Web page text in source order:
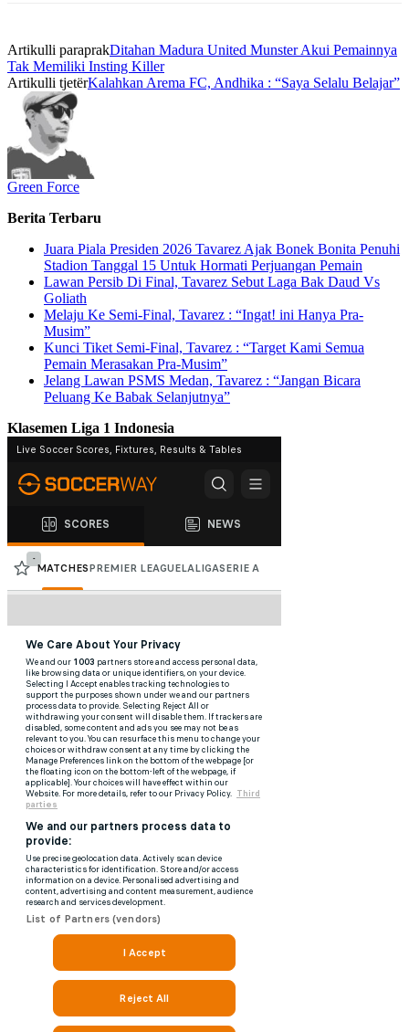
Artikulli paraprakDitahan Madura United Munster Akui Pemainnya
Tak Memiliki Insting Killer
Artikulli tjetërKalahkan Arema FC, Andhika : “Saya Selalu Belajar”
Green Force
Berita Terbaru
Juara Piala Presiden 2026 Tavarez Ajak Bonek Bonita Penuhi
Stadion Tanggal 15 Untuk Hormati Perjuangan Pemain
Lawan Persib Di Final, Tavarez Sebut Laga Bak Daud Vs
Goliath
Melaju Ke Semi-Final, Tavarez : “Ingat! ini Hanya Pra-
Musim”
Kunci Tiket Semi-Final, Tavarez : “Target Kami Semua
Pemain Merasakan Pra-Musim”
Jelang Lawan PSMS Medan, Tavarez : “Jangan Bicara
Peluang Ke Babak Selanjutnya”
Klasemen Liga 1 Indonesia